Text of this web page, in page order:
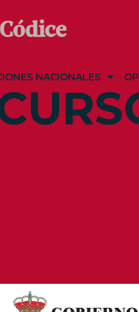
NACIONALES